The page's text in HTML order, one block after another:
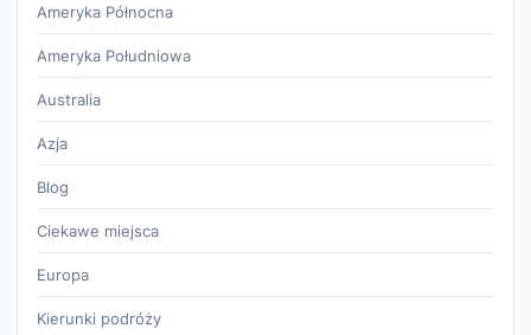
Ameryka Północna
Ameryka Południowa
Australia
Azja
Blog
Ciekawe miejsca
Europa
Kierunki podróży